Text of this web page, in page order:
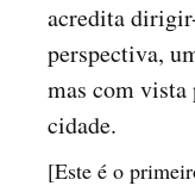
acredita
perspectiva,
mas com vista
cidade.
[Este é o